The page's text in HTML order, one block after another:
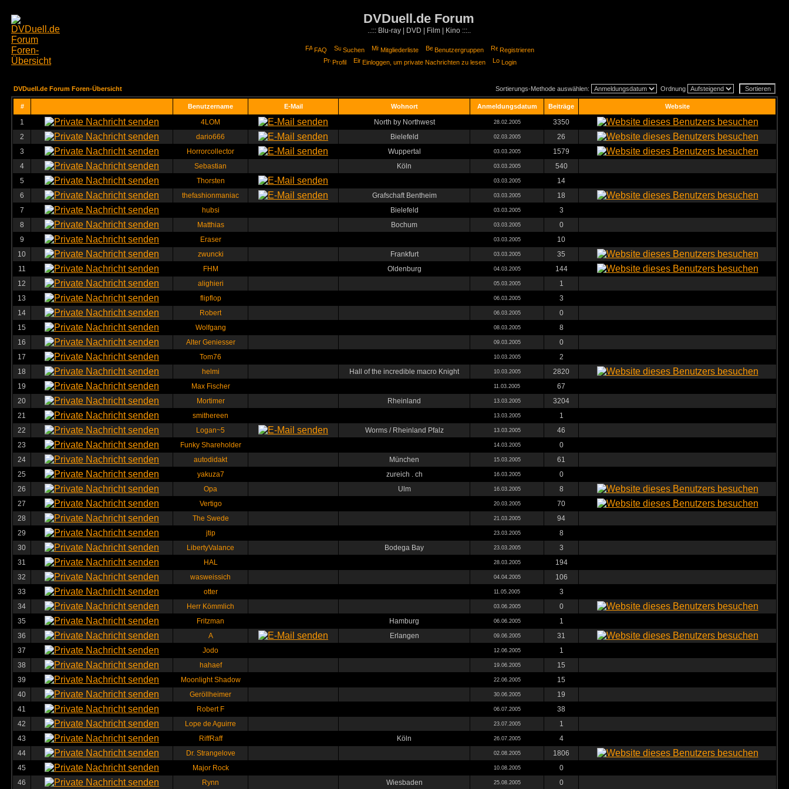
DVDuell.de Forum
..::: Blu-ray | DVD | Film | Kino :::..
FAQ Suchen Mitgliederliste Benutzergruppen
Registrieren
Profil
Einloggen, um private Nachrichten zu lesen Login
DVDuell.de Forum Foren-Übersicht Sortierungs-Methode auswählen: Ordnung
# Benutzername E-Mail Wohnort Anmeldungsdatum Beiträge Website
1 4LOM North by Northwest 28.02.2005
3350
2
dario666 Bielefeld 02.03.2005
26
3
Horrorcollector Wuppertal 03.03.2005
1579
4
Sebastian Köln 03.03.2005
540
5
Thorsten 03.03.2005
14
6
thefashionmaniac Grafschaft Bentheim 03.03.2005
18
7
hubsi Bielefeld 03.03.2005
3
8
Matthias Bochum 03.03.2005
0
9
Eraser 03.03.2005
10
10
zwuncki Frankfurt 03.03.2005
35
11
FHM Oldenburg 04.03.2005
144
12
alighieri 05.03.2005
1
13
flipflop 06.03.2005
3
14
Robert 06.03.2005
0
15
Wolfgang 08.03.2005
8
16
Alter Geniesser 09.03.2005
0
17
Tom76 10.03.2005
2
18
helmi Hall of the incredible macro Knight 10.03.2005
2820
19
Max Fischer 11.03.2005
67
20
Mortimer Rheinland 13.03.2005
3204
21
smithereen 13.03.2005
1
22
Logan~5 Worms / Rheinland Pfalz 13.03.2005
46
23
Funky Shareholder 14.03.2005
0
24
autodidakt München 15.03.2005
61
25
yakuza7 zureich . ch 16.03.2005
0
26
Opa Ulm 16.03.2005
8
27
Vertigo 20.03.2005
70
28
The Swede 21.03.2005
94
29
jtip 23.03.2005
8
30
LibertyValance Bodega Bay 23.03.2005
3
31
HAL 28.03.2005
194
32
wasweissich 04.04.2005
106
33
otter 11.05.2005
3
34
Herr Kömmlich 03.06.2005
0
35
Fritzman Hamburg 06.06.2005
1
36
A Erlangen 09.06.2005
31
37
Jodo 12.06.2005
1
38
hahaef 19.06.2005
15
39
Moonlight Shadow 22.06.2005
15
40
Geröllheimer 30.06.2005
19
41
Robert F 06.07.2005
38
42
Lope de Aguirre 23.07.2005
1
43
RiffRaff Köln 26.07.2005
4
44
Dr. Strangelove 02.08.2005
1806
45
Major Rock 10.08.2005
0
46
Rynn Wiesbaden 25.08.2005 0